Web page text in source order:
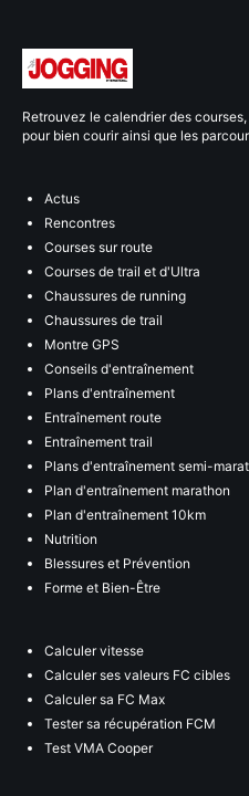
Retrouvez le calendrier des
pour bien courir ainsi que les
Actus
Rencontres
Courses sur route
Courses de trail et d'Ultra
Chaussures de running
Chaussures de trail
Montre GPS
Conseils d'entraînement
Plans d'entraînement
Entraînement route
Entraînement trail
Plans d'entraînement semi-
Plan d'entraînement marathon
Plan d'entraînement 10km
Nutrition
Blessures et Prévention
Forme et Bien-Être
Calculer vitesse
Calculer ses valeurs FC cibles
Calculer sa FC Max
Tester sa récupération FCM
Test VMA Cooper